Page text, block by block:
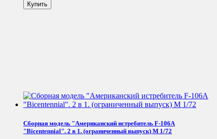
Сборная модель "Американский истребитель F-106A
"Bicentennial". 2 в 1. (ограниченный выпуск) М 1/72